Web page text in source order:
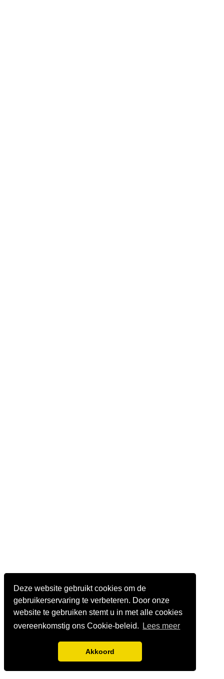
Deze website gebruikt cookies om de
gebruikerservaring te verbeteren. Door onze
website te gebruiken stemt u in met alle cookies
overeenkomstig ons Cookie-beleid.
Lees meer
Akkoord